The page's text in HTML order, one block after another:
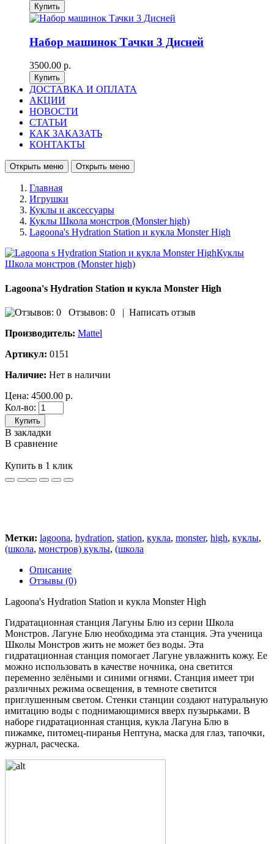
Набор машинок Тачки 3 Дисней
3500.00 р.
ДОСТАВКА И ОПЛАТА
АКЦИИ
НОВОСТИ
СТАТЬИ
КАК ЗАКАЗАТЬ
КОНТАКТЫ
Открыть меню Открыть меню
Главная
Игрушки
Куклы и аксессуары
Куклы Школа монстров (Monster high)
Lagoona's Hydration Station и кукла Monster High
Lagoona's Hydration Station и кукла Monster High
Отзывов: 0 | Написать отзыв
Производитель: Mattel
Артикул: 0151
Наличие: Нет в наличии
Цена: 4500.00 р.
Кол-во:
Купить
В закладки
В сравнение
Купить в 1 клик
Метки: lagoona, hydration, station, кукла, monster, high, куклы,
(школа, монстров) куклы, (школа
Описание
Отзывы (0)
Lagoona's Hydration Station и кукла Monster High
Гидратационная станция Лагуны Блю из серии Школа
Монстров. Лагуне Блю необходима эта станция. Эта ученица
Школы Монстров жить не может без воды. Эта
гидратационная станция помогает Лагуне увлажнить кожу. Ее
можно использовать в качестве ночника, она светится
переменно зелёными и синими огнями. Станция имеет три
различных режима освещения, в темноте светится
приглушенным светом. Стенки станции создают натуральную
имитацию воды с поднимающимися вверх пузырьками. В
наборе гидратационная станция, кукла Лагуна Блю в
пижамке, питомец-пиранья Нептуна, маска для глаз, тапочки,
журнал, расческа.